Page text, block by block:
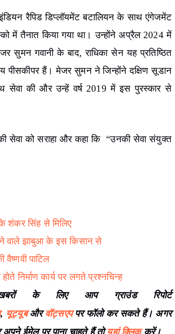
रैपिड डिप्लॉयमेंट बटालियन के साथ एंगेजमेंट
में तैनात किया गया था। उन्होंने अप्रैल 2024 में
सुमन गवानी के बाद, राधिका सेन यह प्रतिष्ठित
पीसकीपर हैं। मेजर सुमन ने जिन्होंने दक्षिण सूडान
सेवा की और उन्हें वर्ष 2019 में इस पुरस्कार से
सेवा को सराहा और कहा कि “उनकी सेवा संयुक्त
के शंकर सिंह से मिलिए
वाले झाबुआ के इस किसान से
वैष्णवी पाटिल
निर्माण कार्य पर लगते प्रश्नचिन्ह
के लिए आप ग्राउंड रिपोर्ट
, यूट्यूबऔरवॉट्सएपपर फॉलो कर सकते हैं। अगर
अपने ईमेल पर पाना चाहते हैं तोयहां क्लिककरें।